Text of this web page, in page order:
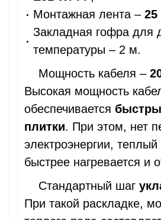
Монтажная лента –25
Закладная гофра для
температуры – 2 м.
Мощность кабеля –
Высокая мощность
обеспечивается
плитки. При этом, нет
электроэнергии,
быстрее нагревается и
Стандартный шаг
При такой раскладке,